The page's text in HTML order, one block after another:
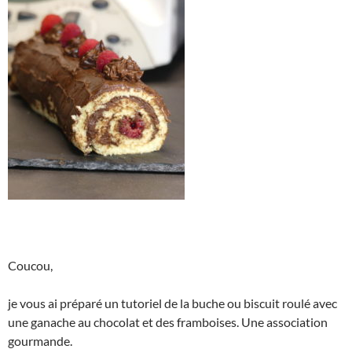
Coucou,
je vous ai préparé un tutoriel de la buche ou biscuit roulé avec
une ganache au chocolat et des framboises. Une association
gourmande.